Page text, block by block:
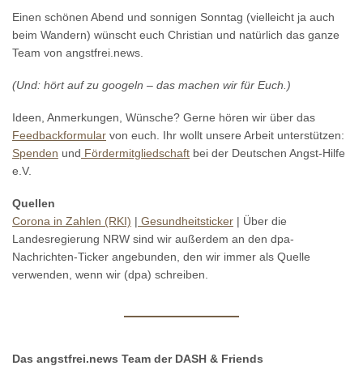
Einen schönen Abend und sonnigen Sonntag (vielleicht ja auch
beim Wandern) wünscht euch Christian und natürlich das ganze
Team von angstfrei.news.
(Und: hört auf zu googeln – das machen wir für Euch.)
Ideen, Anmerkungen, Wünsche? Gerne hören wir über das
Feedbackformular von euch. Ihr wollt unsere Arbeit unterstützen:
Spenden und Fördermitgliedschaft bei der Deutschen Angst-Hilfe
e.V.
Quellen
Corona in Zahlen (RKI) | Gesundheitsticker | Über die
Landesregierung NRW sind wir außerdem an den dpa-
Nachrichten-Ticker angebunden, den wir immer als Quelle
verwenden, wenn wir (dpa) schreiben.
Das angstfrei.news Team der DASH & Friends